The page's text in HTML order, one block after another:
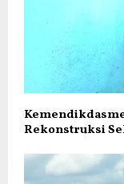
Rekonstruksi